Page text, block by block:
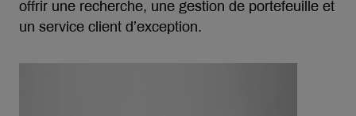
offrir une recherche, une gestion de portefeuille et
un service client d’exception.